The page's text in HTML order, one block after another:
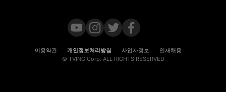
이용약관 개인정보처리방침 사업자정보
인재채용
© TVING Corp. ALL RIGHTS RESERVED